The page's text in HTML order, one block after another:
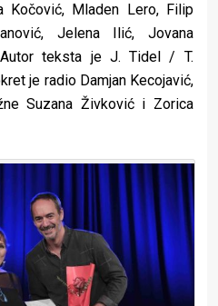
Kočović, Mladen Lero, Filip
Jelena Ilić, Jovana
teksta je J. Tidel / T.
je radio Damjan Kecojavić,
Suzana Živković i Zorica